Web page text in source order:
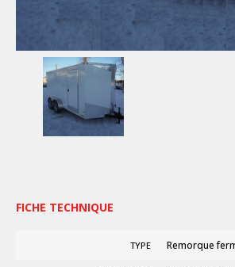
FICHE TECHNIQUE
TYPE Remorque